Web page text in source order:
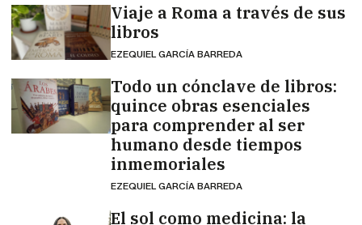
Viaje a Roma a través de sus
libros
EZEQUIEL GARCÍA BARREDA
Todo un cónclave de libros:
quince obras esenciales
para comprender al ser
humano desde tiempos
inmemoriales
EZEQUIEL GARCÍA BARREDA
El sol como medicina: la